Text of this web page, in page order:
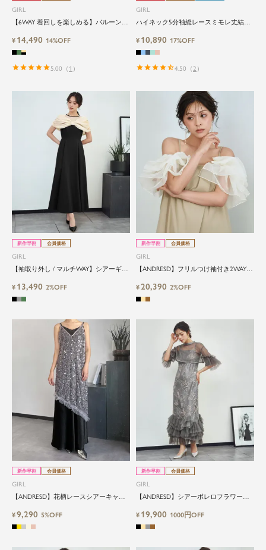
GIRL
【6WAY 着回しを楽しめる】バルーンオ
グ丈結婚式ワンピースパーティードレス
¥ 14,490 14%OFF
5.00 （ 1 ）
GIRL
ハイネック5分袖総レースミモレ丈結婚
¥ 10,890 17%OFF
4.50 （2 ）
新作早割 会員価格
GIRL
【袖取り外し / マルチWAY】シアーギャ
¥ 13,490 2%OFF
新作早割 会員価格
GIRL
【ANDRESD】フリルつけ袖付き2WAYラ
¥20,390 2%OFF
新作早割 会員価格
GIRL
【ANDRESD】花柄レースシアーキャミ
¥9,290 5%OFF
新作早割 会員価格
GIRL
【ANDRESD】シアーボレロフラワー刺
¥ 19,900 1000円OFF